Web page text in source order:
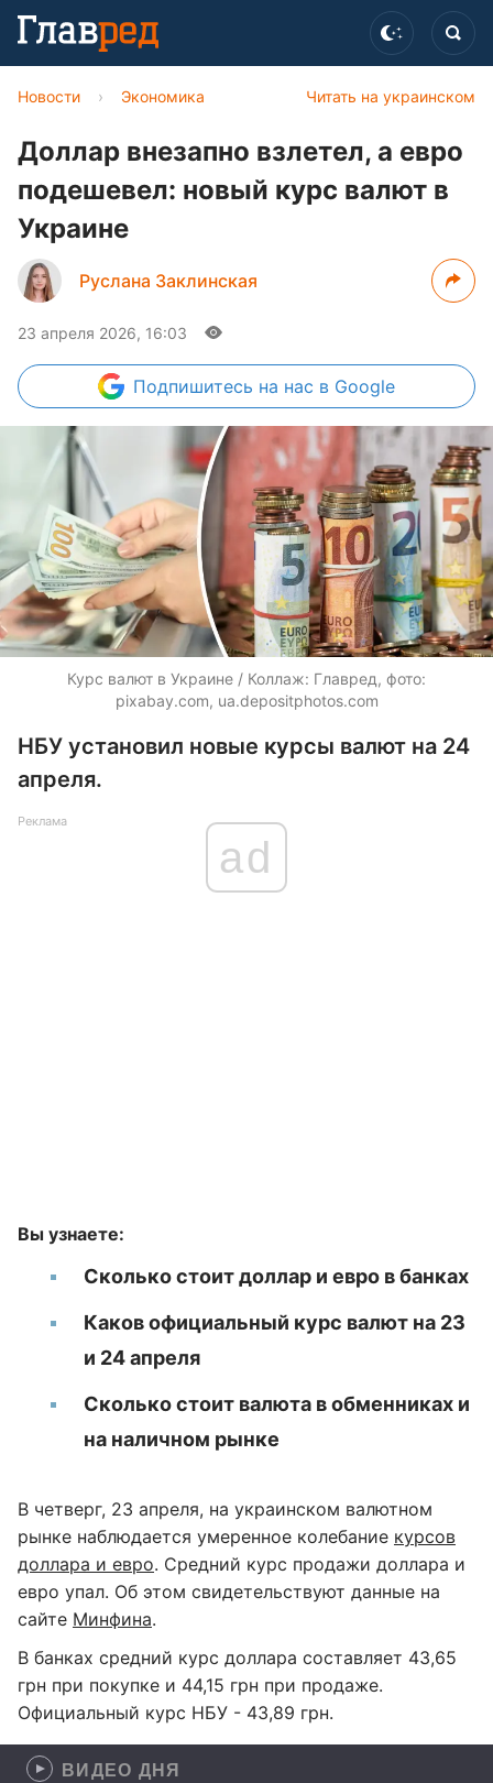
Читать на украинском
Новости › Экономика
Доллар внезапно взлетел, а евро
подешевел: новый курс валют в
Украине
Руслана Заклинская
23 апреля 2026, 16:03
Подпишитесь на нас в Google
Курс валют в Украине / Коллаж: Главред, фото:
pixabay.com, ua.depositphotos.com
НБУ установил новые курсы валют на 24
апреля.
Реклама
ad
Вы узнаете:
Сколько стоит доллар и евро в банках
Каков официальный курс валют на 23
и 24 апреля
Сколько стоит валюта в обменниках и
на наличном рынке
В четверг, 23 апреля, на украинском валютном
рынке наблюдается умеренное колебание курсов
доллара и евро. Средний курс продажи доллара и
евро упал. Об этом свидетельствуют данные на
сайте Минфина.
В банках средний курс доллара составляет 43,65
грн при покупке и 44,15 грн при продаже.
Официальный курс НБУ - 43,89 грн.
ВИДЕО ДНЯ